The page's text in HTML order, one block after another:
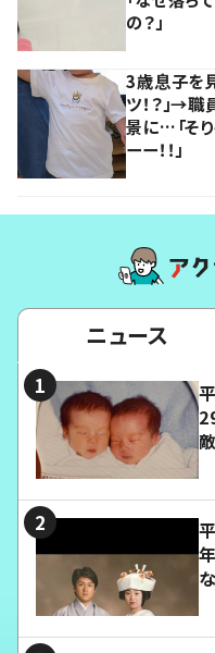
の？」
3歳息子を
ツ！？」→
景に…「そ
ーー！！」
ニュース